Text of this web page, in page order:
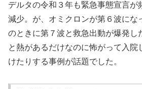
デルタの令和３年も緊急事態宣言が
減少。が、オミクロンが第６波にな
のときに第７波と救急出動が爆発し
と熱があるだけなのに怖がって入院
けたりする事例が話題でした。